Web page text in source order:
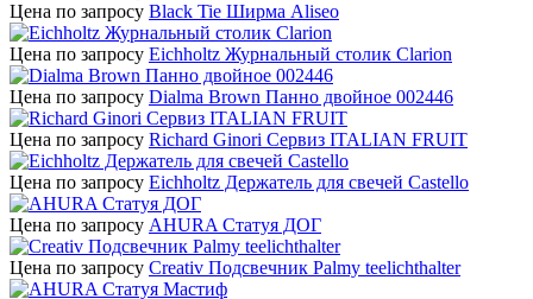
Цена по запросу Black Tie Ширма Aliseo
Цена по запросу Eichholtz Журнальный столик Clarion
Цена по запросу Dialma Brown Панно двойное 002446
Цена по запросу Richard Ginori Сервиз ITALIAN FRUIT
Цена по запросу Eichholtz Держатель для свечей Castello
Цена по запросу AHURA Статуя ДОГ
Цена по запросу Creativ Подсвечник Palmy teelichthalter